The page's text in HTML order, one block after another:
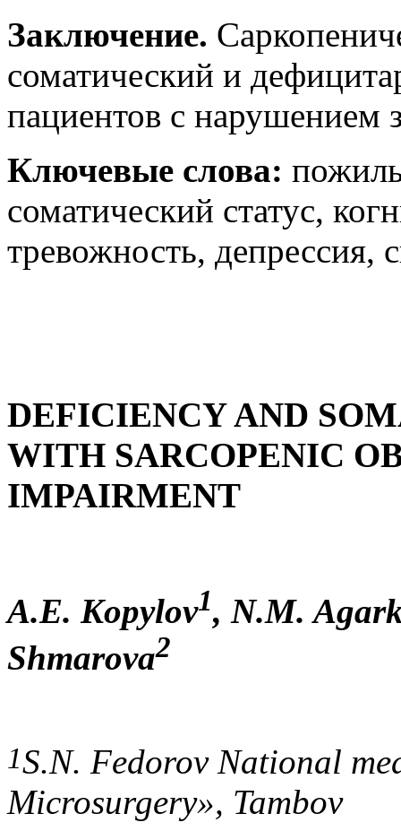
Заключение.
соматический и
пациентов с нарушением
Ключевые слова:
соматический статус,
тревожность, депрессия,
DEFICIENCY AND
WITH SARCOPENIC
IMPAIRMENT
A.E. Kopylov1, N.M.
Shmarova2
1S.N. Fedorov National
Microsurgery», Tambov